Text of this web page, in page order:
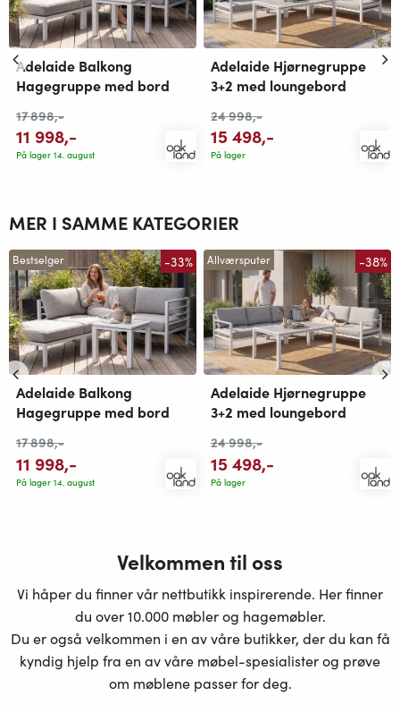
Adelaide Balkong
Hagegruppe med bord
17 898,-
11 998,-
På lager 14. august
Adelaide Hjørnegruppe
3+2 med loungebord
24 998,-
15 498,-
På lager
MER I SAMME KATEGORIER
Bestselger -33%
Adelaide Balkong
Hagegruppe med bord
17 898,-
11 998,-
På lager 14. august
Allværsputer -38%
Adelaide Hjørnegruppe
3+2 med loungebord
24 998,-
15 498,-
På lager
Velkommen til oss
Vi håper du finner vår nettbutikk inspirerende. Her finner
du over 10.000 møbler og hagemøbler.
Du er også velkommen i en av våre butikker, der du kan få
kyndig hjelp fra en av våre møbel-spesialister og prøve
om møblene passer for deg.